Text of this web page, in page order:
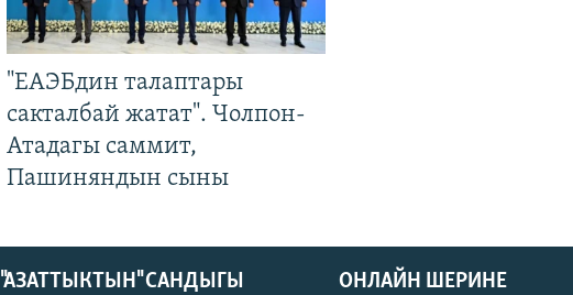
"ЕАЭБдин талаптары
сакталбай жатат". Чолпон-
Атадагы саммит,
Пашиняндын сыны
ОНЛАЙН ШЕРИНЕ
"АЗАТТЫКТЫН" САНДЫГЫ